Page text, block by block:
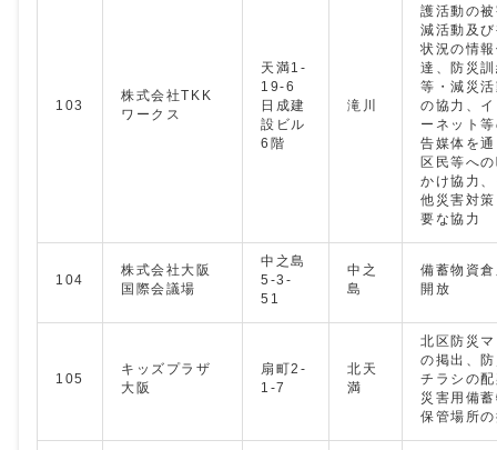
103
株式会社TKK
ワークス
天満1-
19-6
日成建
設ビル
6階
滝川
護活動の
減活動及
状況の情
達、防災
等・減災
の協力、
ーネット
告媒体を
区民等へ
かけ協力
他災害対
要な協力
104
株式会社大阪
国際会議場
中之島
5-3-
51
中之
島
備蓄物資
開放
105
キッズプラザ
大阪
扇町2-
1-7
北天
満
北区防災
の掲出、
チラシの
災害用備
保管場所